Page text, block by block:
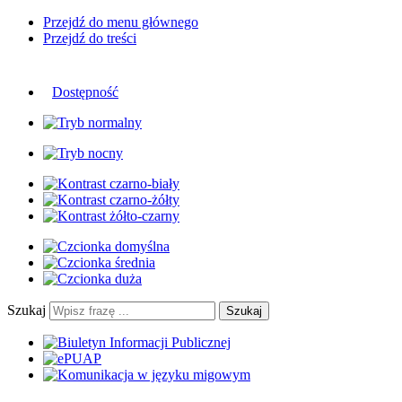
Przejdź do menu głównego
Przejdź do treści
Dostępność
Szukaj Szukaj